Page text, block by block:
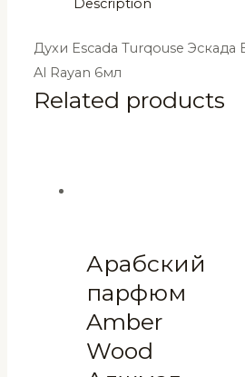
6мл
quantity
Description
Духи Escada Turqouse
Al Rayan 6мл
Related products
Арабский
парфюм
Amber
Wood